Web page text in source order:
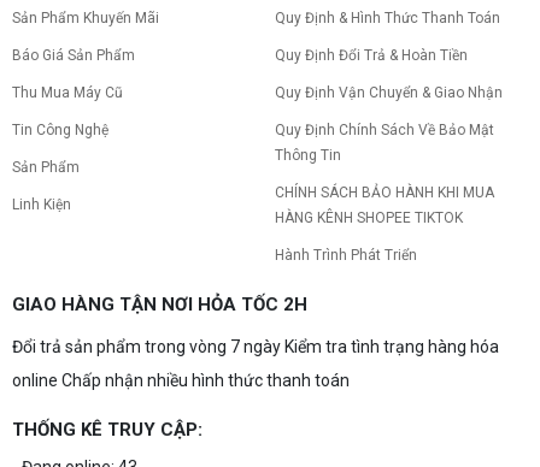
CPU AMD Ryzen 7 7700X3D full box mới
ra mắt: Nhanh, Mạnh, Giá tốt
với công nghệ 3D V-Cache đỉnh cao, mang lại
10 Nguyên nhân khiến PC gaming bị tụt
FPS thường gặp
PC gaming bị tụt FPS sau một thời gian? Tìm hiểu
và cách kiểm tra, khắc phục từng bước tại Vi Tính
NVIDIA Hoãn Ra Mắt Dòng RTX 50
"Mắc Kẹt" Vì Giá RAM GDDR7 3GB
NVIDIA đột ngột tạm hoãn ra mắt dòng card đồ
bến nhà máy của các đối tác. Nguyên nhân chính
nhớ GDDR7 3GB, khi chi phí cao gấp 3 lần so với
Build PC gaming 30 triệu: Cấu hình
Sản Phẩm Khuyến Mãi
Báo Giá Sản Phẩm
Thu Mua Máy Cũ
Tin Công Nghệ
Sản Phẩm
Linh Kiện
Quy Định & Hình Thức Thanh Toán
Quy Định Đổi Trả & Hoàn Tiền
Quy Định Vận Chuyển & Giao Nhận
Quy Định Chính Sách Về Bảo Mật
Thông Tin
CHÍNH SÁCH BẢO HÀNH KHI MUA
HÀNG KÊNH SHOPEE TIKTOK
Hành Trình Phát Triển
GIAO HÀNG TẬN NƠI HỎA TỐC 2H
Đổi trả sản phẩm trong vòng 7 ngày Kiểm tra tình trạng hàng hóa
online Chấp nhận nhiều hình thức thanh toán
THỐNG KÊ TRUY CẬP: